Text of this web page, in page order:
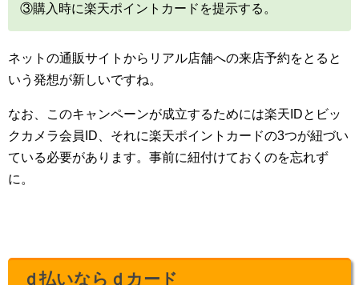
③購入時に楽天ポイントカードを提示する。
ネットの通販サイトからリアル店舗への来店予約をとると
いう発想が新しいですね。
なお、このキャンペーンが成立するためには楽天IDとビッ
クカメラ会員ID、それに楽天ポイントカードの3つが紐づい
ている必要があります。事前に紐付けておくのを忘れず
に。
ｄ払いならｄカード